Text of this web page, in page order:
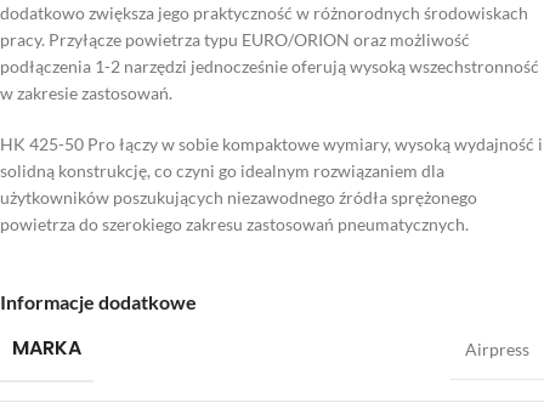
dodatkowo zwiększa jego praktyczność w różnorodnych środowiskach
pracy. Przyłącze powietrza typu EURO/ORION oraz możliwość
podłączenia 1-2 narzędzi jednocześnie oferują wysoką wszechstronność
w zakresie zastosowań.
HK 425-50 Pro łączy w sobie kompaktowe wymiary, wysoką wydajność i
solidną konstrukcję, co czyni go idealnym rozwiązaniem dla
użytkowników poszukujących niezawodnego źródła sprężonego
powietrza do szerokiego zakresu zastosowań pneumatycznych.
Informacje dodatkowe
MARKA Airpress